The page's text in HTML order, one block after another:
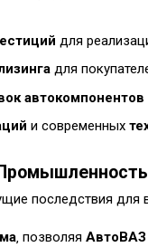
для
для
автокомпонентов
и современных
последствия для
‚ позволяя АвтоВАЗ